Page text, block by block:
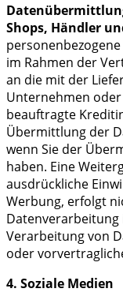
Shops, Händler
im Rahmen der
an die mit der
Unternehmen
beauftragte
Übermittlung der
wenn Sie der
haben. Eine
ausdrückliche
Werbung, erfolgt
Datenverarbeitung
Verarbeitung von
oder
4. Soziale Medien